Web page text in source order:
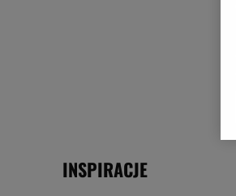
INSPIRACJE